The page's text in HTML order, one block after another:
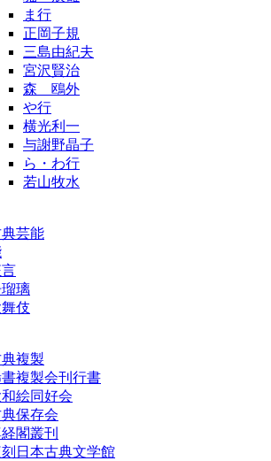
ま行
正岡子規
三島由紀夫
宮沢賢治
森 鴎外
や行
横光利一
与謝野晶子
ら・わ行
若山牧水
芸能
璃
伎
複製
複製会刊行書
絵同好会
保存会
閣叢刊
日本古典文学館